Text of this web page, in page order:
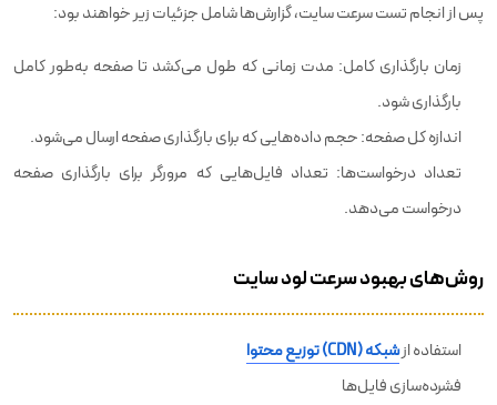
پس از انجام تست سرعت سایت، گزارش‌ها شامل جزئیات زیر خواهند بود:
زمان بارگذاری کامل: مدت زمانی که طول می‌کشد تا صفحه به‌طور کامل
بارگذاری شود.
اندازه کل صفحه: حجم داده‌هایی که برای بارگذاری صفحه ارسال می‌شود.
تعداد درخواست‌ها: تعداد فایل‌هایی که مرورگر برای بارگذاری صفحه
درخواست می‌دهد.
روش‌های بهبود سرعت لود سایت
استفاده ازشبکه (CDN) توزیع محتوا
فشرده‌سازی فایل‌ها